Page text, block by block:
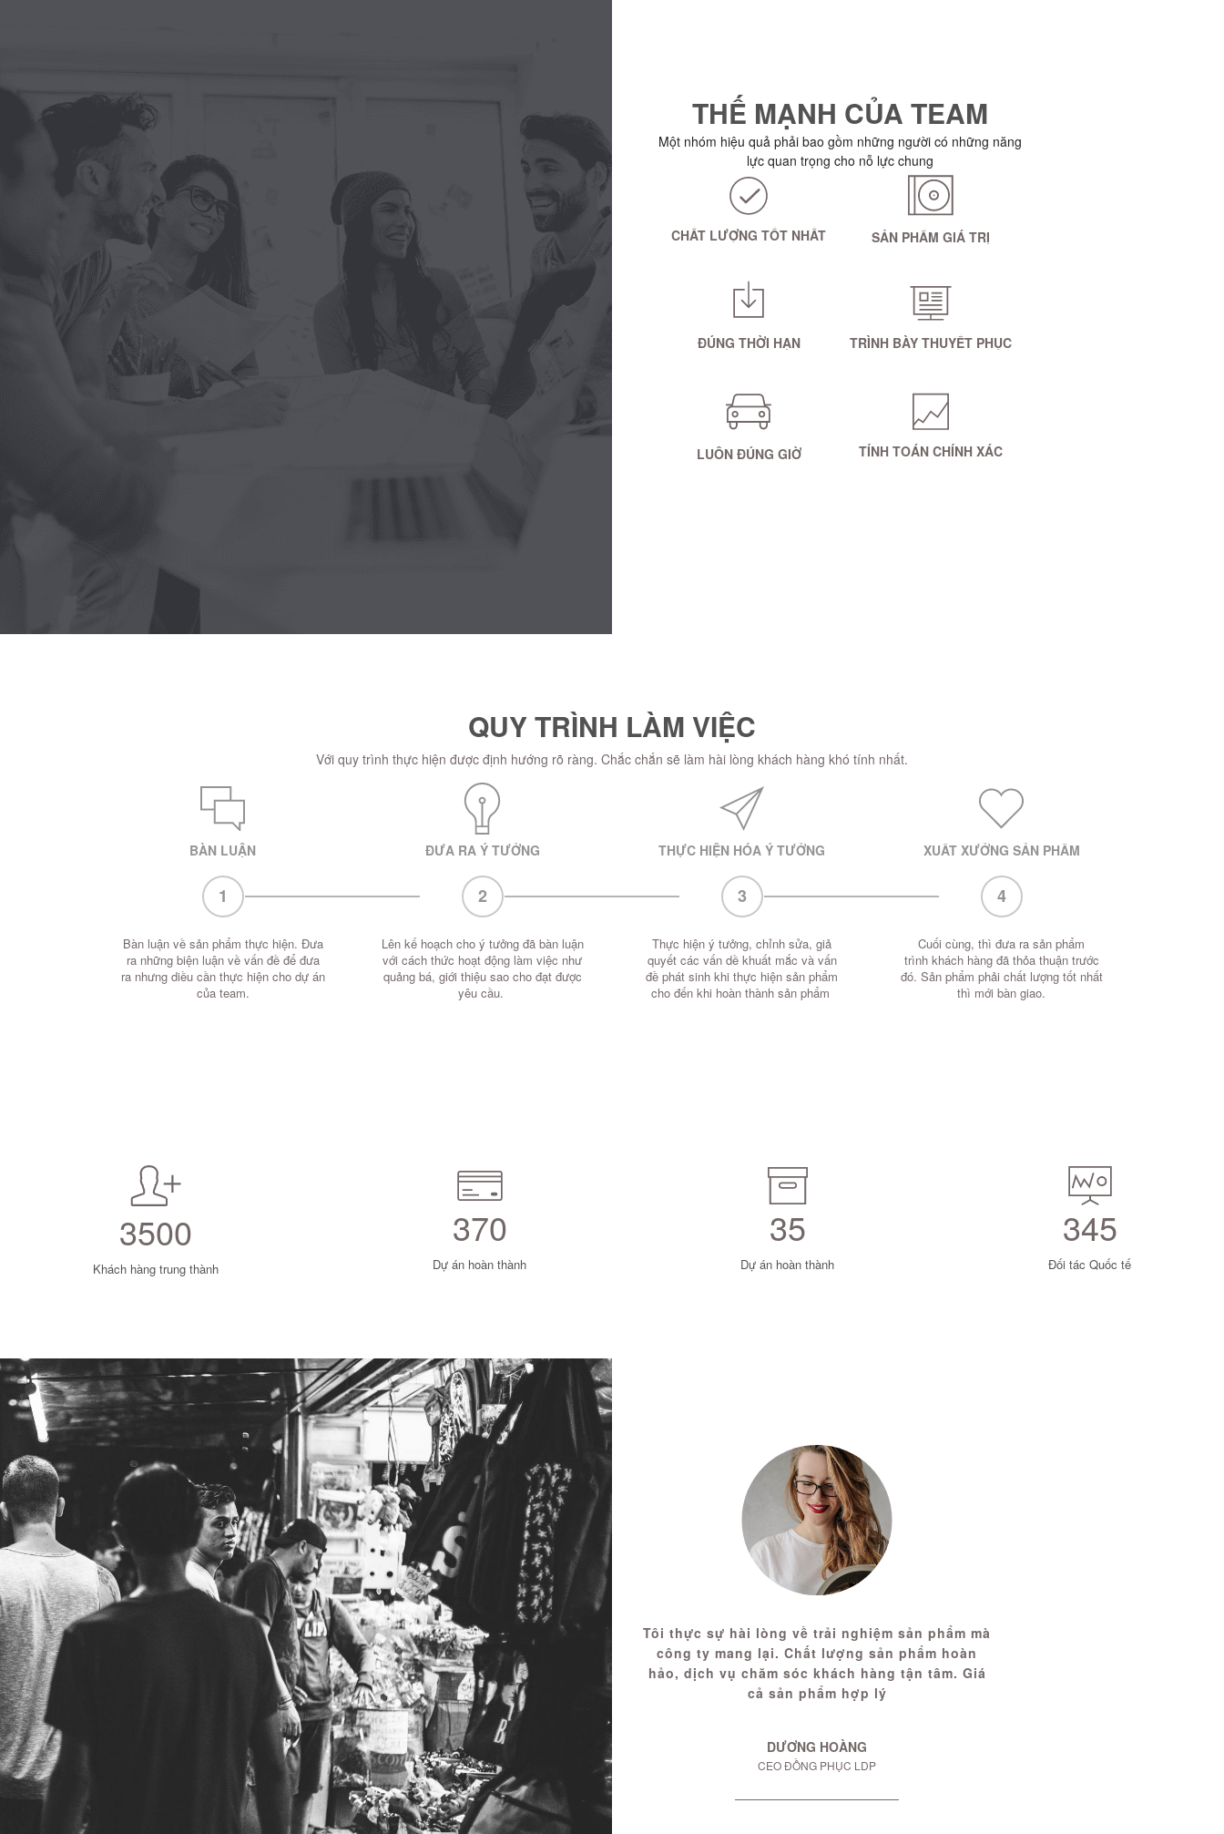
THẾ MẠNH CỦA TEAM
Một nhóm hiệu quả phải bao gồm những người có những năng
lực quan trọng cho nỗ lực chung
CHẤT LƯỢNG TỐT NHẤT SẢN PHẨM GIÁ TRỊ
ĐÚNG THỜI HẠN TRÌNH BÀY THUYẾT PHỤC
LUÔN ĐÚNG GIỜ TÍNH TOÁN CHÍNH XÁC
QUY TRÌNH LÀM VIỆC
Với quy trình thực hiện được định hướng rõ ràng. Chắc chắn sẽ làm hài lòng khách hàng khó tính nhất.
BÀN LUẬN
1
Bàn luận về sản phẩm thực hiện. Đưa
ra những biện luận về vấn đề để đưa
ra nhưng diều cần thực hiện cho dự án
của team.
ĐƯA RA Ý TƯỞNG
2
Lên kế hoạch cho ý tưởng đã bàn luận
với cách thức hoạt động làm việc như
quảng bá, giới thiệu sao cho đạt được
yêu cầu.
THỰC HIỆN HÓA Ý TƯỞNG
3
Thực hiện ý tưởng, chỉnh sửa, giả
quyết các vấn dề khuất mắc và vấn
đề phát sinh khi thực hiện sản phẩm
cho đến khi hoàn thành sản phẩm
XUẤT XƯỞNG SẢN PHẨM
4
Cuối cùng, thì đưa ra sản phẩm
trình khách hàng đã thỏa thuận trước
đó. Sản phẩm phải chất lượng tốt nhất
thì mới bàn giao.
3500
Khách hàng trung thành
370
Dự án hoàn thành
35
Dự án hoàn thành
345
Đối tác Quốc tế
Tôi thực sự hài lòng về trải nghiệm sản phẩm mà
công ty mang lại. Chất lượng sản phẩm hoàn
hảo, dịch vụ chăm sóc khách hàng tận tâm. Giá
cả sản phẩm hợp lý
DƯƠNG HOÀNG
CEO ĐỒNG PHỤC LDP